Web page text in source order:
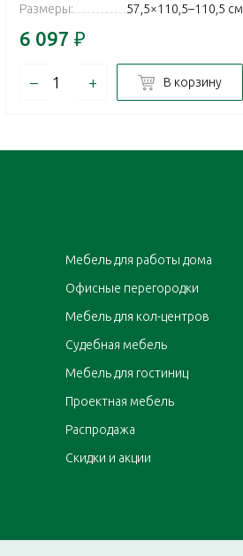
Размеры:
57,5×110,5–110,5 см
6 097 ₽
– + В корзину
Мебель для работы дома
Офисные перегородки
Мебель для кол-центров
Судебная мебель
Мебель для гостиниц
Проектная мебель
Распродажа
Скидки и акции